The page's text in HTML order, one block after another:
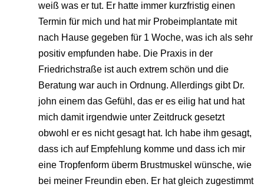
weiß was er tut. Er hatte immer kurzfristig einen
Termin für mich und hat mir Probeimplantate mit
nach Hause gegeben für 1 Woche, was ich als sehr
positiv empfunden habe. Die Praxis in der
Friedrichstraße ist auch extrem schön und die
Beratung war auch in Ordnung. Allerdings gibt Dr.
john einem das Gefühl, das er es eilig hat und hat
mich damit irgendwie unter Zeitdruck gesetzt
obwohl er es nicht gesagt hat. Ich habe ihm gesagt,
dass ich auf Empfehlung komme und dass ich mir
eine Tropfenform überm Brustmuskel wünsche, wie
bei meiner Freundin eben. Er hat gleich zugestimmt